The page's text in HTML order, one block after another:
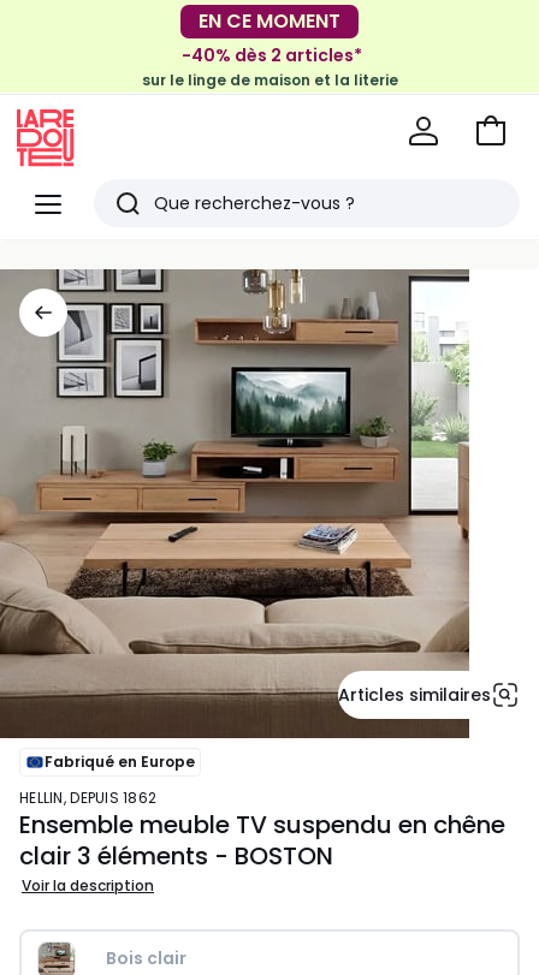
-30€ tous les 100€*
sur le meuble & la déco
EN CE MOMENT
-40% dès 2 articles*
sur le linge de maison et la literie
Menu
Redoute
Rechercher
articles
vus
Voir
Articles similaires
Fabriqué en Europe
HELLIN, DEPUIS 1862
Ensemble meuble TV suspendu en chêne
clair 3 éléments - BOSTON
Voir la description
Bois clair